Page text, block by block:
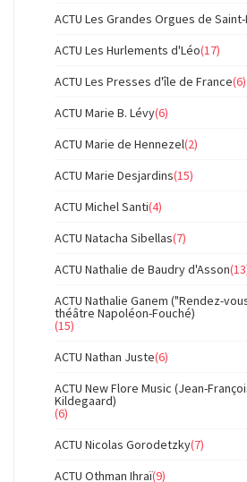
ACTU Les Grandes Orgues de
ACTU Les Hurlements d'Léo(17)
ACTU Les Presses d'île de France(6)
ACTU Marie B. Lévy(6)
ACTU Marie de Hennezel(2)
ACTU Marie Desjardins(15)
ACTU Michel Santi(4)
ACTU Natacha Sibellas(7)
ACTU Nathalie de Baudry d'Asson
ACTU Nathalie Ganem ("Rendez-
théâtre Napoléon-Fouché)
(15)
ACTU Nathan Juste(6)
ACTU New Flore Music (Jean-
Kildegaard)
(6)
ACTU Nicolas Gorodetzky(7)
ACTU Othman Ihraï(9)